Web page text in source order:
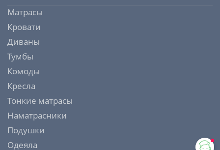
Матрасы
Кровати
Диваны
Тумбы
Комоды
Кресла
Тонкие матрасы
Наматрасники
Подушки
Одеяла